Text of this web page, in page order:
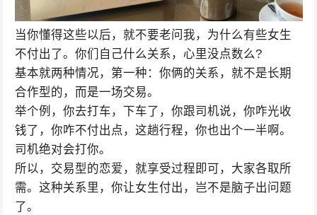
当你懂得这些以后，就不要老问我，为什么有些女生
不付出了。你们自己什么关系，心里没点数么?
基本就两种情况，第一种：你俩的关系，就不是长期
合作型的，而是一场交易。
举个例，你去打车，下车了，你跟司机说，你咋光收
钱了，你咋不付出点，这趟行程，你也出个一半啊。
司机绝对会打你。
所以，交易型的恋爱，就享受过程即可，大家各取所
需。这种关系里，你让女生付出，岂不是脑子出问题
了。